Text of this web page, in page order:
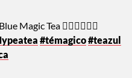
Magic Tea 🧘🏻‍♀️🧘🏻‍♂️
#témagico#teazul